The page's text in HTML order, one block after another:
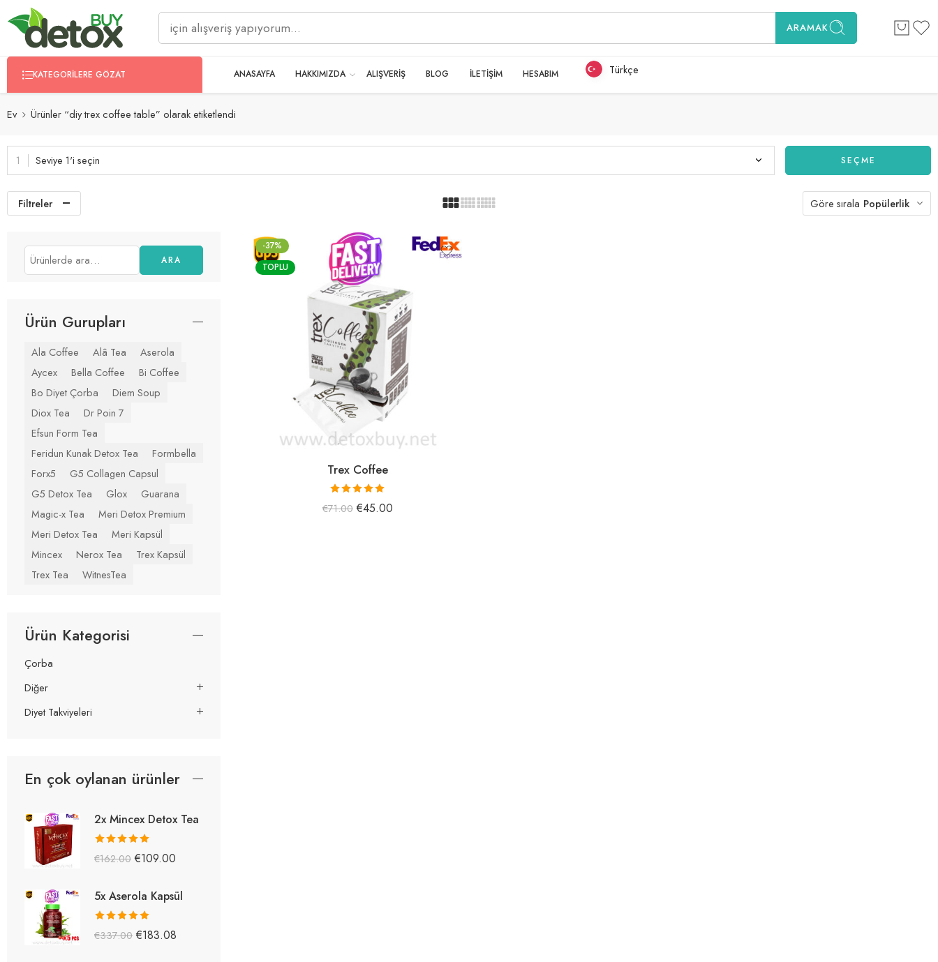
ARAMAK
KATEGORILERE GÖZAT ANASAYFA HAKKIMIZDA ALIŞVERİŞ BLOG İLETİŞİM HESABIM Türkçe
Ev Ürünler “diy trex coffee table” olarak etiketlendi
Seviye 1'i seçin SEÇME
Filtreler Göre sırala Popülerlik
-37%
TOPLU
Trex Coffee
5 üzerinden
€71.00 €45.00
ARA
Ürün Gurupları
Ala Coffee Alâ Tea
Aserola
Aycex
Bella Coffee
Bi Coffee
Bo Diyet Çorba
Diem Soup
Diox Tea
Dr Poin 7
Efsun Form Tea
Feridun Kunak Detox Tea
Formbella
Forx5
G5 Collagen Capsul
G5 Detox Tea
Glox
Guarana
Magic-x Tea
Meri Detox Premium
Meri Detox Tea
Meri Kapsül
Mincex
Nerox Tea
Trex Kapsül
Trex Tea
WitnesTea
Ürün Kategorisi
Çorba
Diğer
Diyet Takviyeleri
En çok oylanan ürünler
2x Mincex Detox Tea
5 üzerinden
€162.00 €109.00
5x Aserola Kapsül
5 üzerinden
€337.00 €183.08